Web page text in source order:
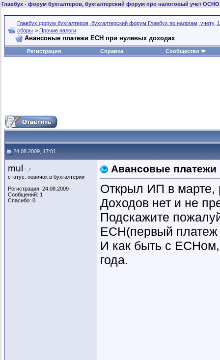
Главбух - форум бухгалтеров, бухгалтерский форум про налоговый учет
Главбух форум бухгалтеров, бухгалтерский форум Главбух по налогам, учету,
сборы > Прочие налоги
Авансовые платежи ЕСН при нулевых доходах
Регистрация Справка Сообщество
24.08.2009, 17:01
mul
статус: новичок в бухгалтерии
Регистрация: 24.08.2009
Сообщений: 1
Спасибо: 0
Авансовые
Открыл ИП в марте,
Доходов нет и не
Подскажите
ЕСН(первый
И как быть с
года.